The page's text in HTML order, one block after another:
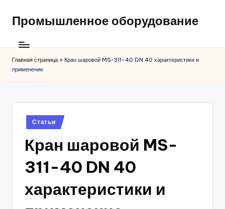
Промышленное оборудование
Главная страница » Кран шаровой MS-311-40 DN 40 характеристики и
применение
Posted
in
Статьи
Кран шаровой MS-
311-40 DN 40
характеристики и